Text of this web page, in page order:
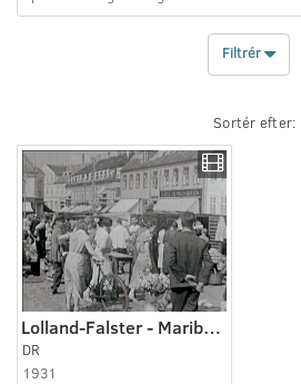
Filtrér
Sortér efter:
Lolland-Falster - Maribo 1931 - 1939
DR
1931